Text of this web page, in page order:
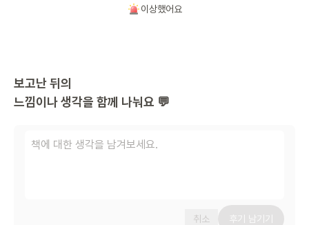
이상했어요
보고난 뒤의
느낌이나 생각을 함께 나눠요 💬
취소 후기 남기기